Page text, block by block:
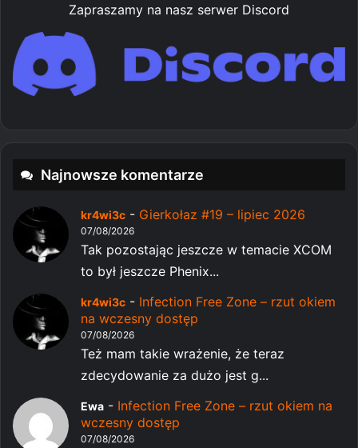
Zapraszamy na nasz serwer Discord
Najnowsze komentarze
kr4wi3c - Gierkołaz #19 – lipiec 2026
07/08/2026
Tak pozostając jeszcze w temacie XCOM
to był jeszcze Phenix...
kr4wi3c - Infection Free Zone – rzut okiem
na wczesny dostęp
07/08/2026
Też mam takie wrażenie, że teraz
zdecydowanie za dużo jest g...
Ewa - Infection Free Zone – rzut okiem na
wczesny dostęp
07/08/2026